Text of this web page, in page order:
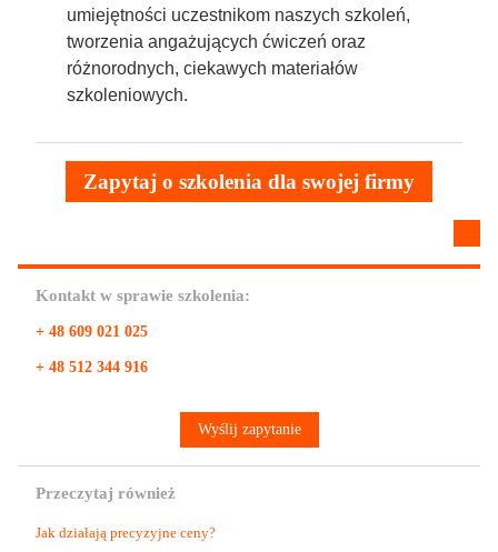
umiejętności uczestnikom naszych szkoleń,
tworzenia angażujących ćwiczeń oraz
różnorodnych, ciekawych materiałów
szkoleniowych.
Zapytaj o szkolenia dla swojej firmy
Kontakt w sprawie szkolenia:
+ 48 609 021 025
+ 48 512 344 916
Wyślij zapytanie
Przeczytaj również
Jak działają precyzyjne ceny?